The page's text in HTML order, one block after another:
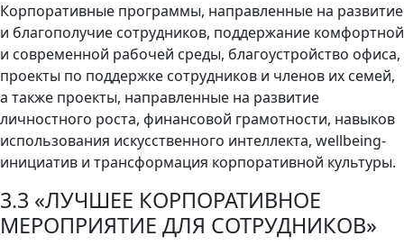
Корпоративные программы, направленные на развитие
и благополучие сотрудников, поддержание комфортной
и современной рабочей среды, благоустройство офиса,
проекты по поддержке сотрудников и членов их семей,
а также проекты, направленные на развитие
личностного роста, финансовой грамотности, навыков
использования искусственного интеллекта, wellbeing-
инициатив и трансформация корпоративной культуры.
3.3 «ЛУЧШЕЕ КОРПОРАТИВНОЕ
МЕРОПРИЯТИЕ ДЛЯ СОТРУДНИКОВ»